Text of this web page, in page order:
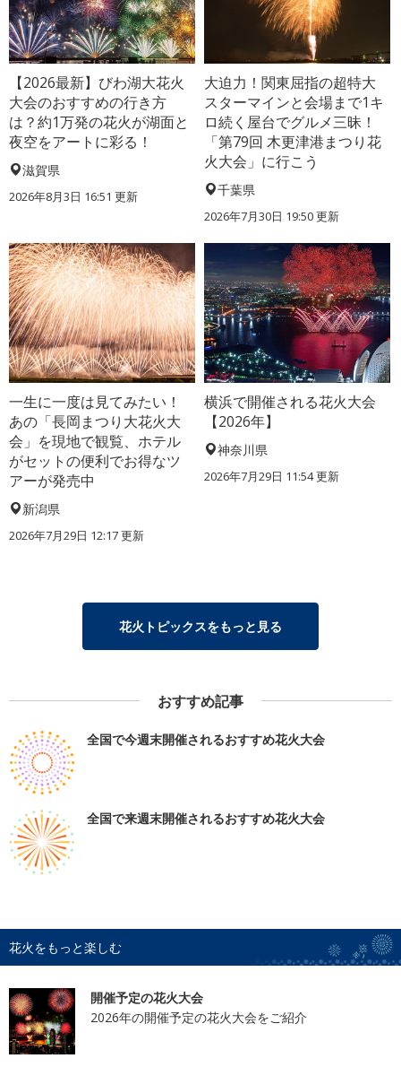
【2026最新】びわ湖大花火
大会のおすすめの行き方
は？約1万発の花火が湖面と
夜空をアートに彩る！
滋賀県
2026年8月3日 16:51 更新
大迫力！関東屈指の超特大
スターマインと会場まで1キ
ロ続く屋台でグルメ三昧！
「第79回 木更津港まつり花
火大会」に行こう
千葉県
2026年7月30日 19:50 更新
一生に一度は見てみたい！
あの「長岡まつり大花火大
会」を現地で観覧、ホテル
がセットの便利でお得なツ
アーが発売中
新潟県
2026年7月29日 12:17 更新
横浜で開催される花火大会
【2026年】
神奈川県
2026年7月29日 11:54 更新
花火トピックスをもっと見る
おすすめ記事
全国で今週末開催されるおすすめ花火大会
全国で来週末開催されるおすすめ花火大会
花火をもっと楽しむ
開催予定の花火大会
2026年の開催予定の花火大会をご紹介